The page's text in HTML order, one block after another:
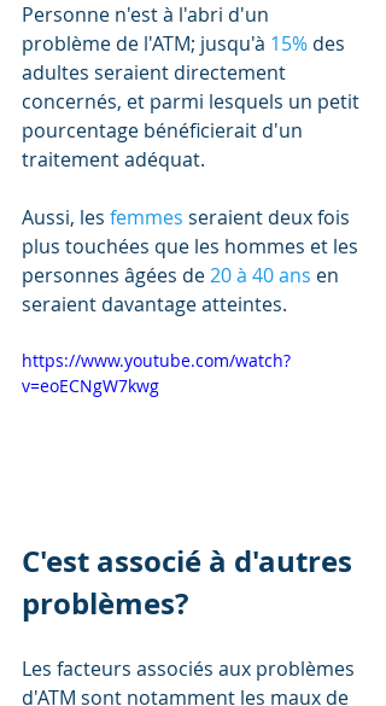
Personne n'est à l'abri d'un
problème de l'ATM; jusqu'à 15% des
adultes seraient directement
concernés, et parmi lesquels un petit
pourcentage bénéficierait d'un
traitement adéquat.
Aussi, les femmes seraient deux fois
plus touchées que les hommes et les
personnes âgées de 20 à 40 ans en
seraient davantage atteintes.
https://www.youtube.com/watch?
v=eoECNgW7kwg
C'est associé à d'autres
problèmes?
Les facteurs associés aux problèmes
d'ATM sont notamment les maux de